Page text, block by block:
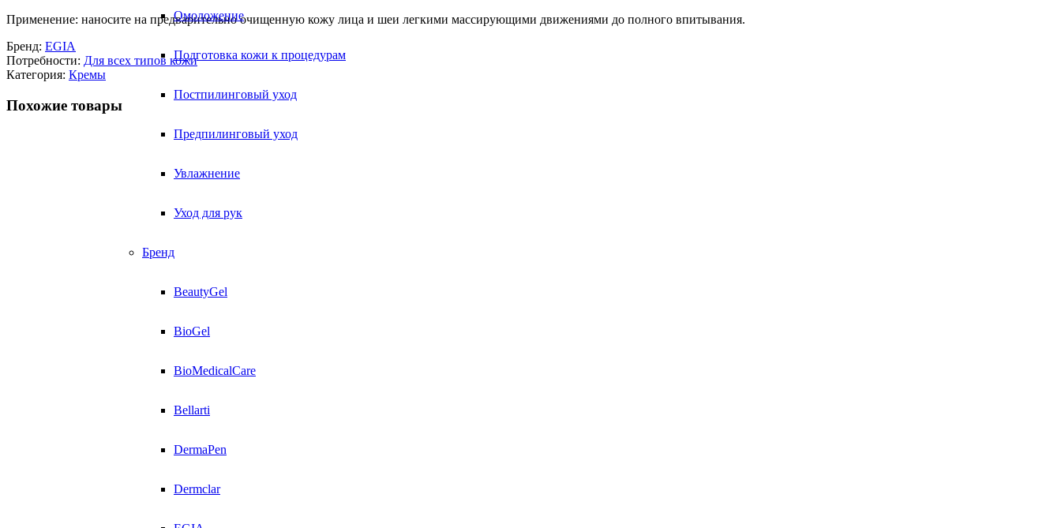
Омоложение
Подготовка кожи к процедурам
Постпилинговый уход
Предпилинговый уход
Увлажнение
Уход для рук
Бренд
BeautyGel
BioGel
BioMedicalCare
Bellarti
DermaPen
Dermclar
Применение: наносите на предварительно очищенную кожу лица и шеи легкими массирующими движениями до полного впитывания.
Бренд: EGIA
Потребности: Для всех типов кожи
Категория: Кремы
Похожие товары